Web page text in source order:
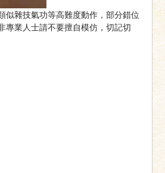
似雜技氣功等高難度動作，部分錯位
專業人士請不要擅自模仿，切記切